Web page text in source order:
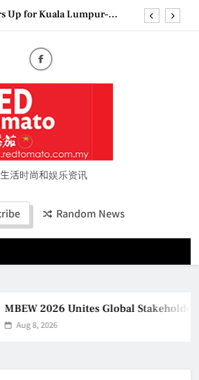
Up for Kuala Lumpur–
Malaysia 2026– Press
Stakeholders to Shape
Events
Up for Kuala Lumpur–
on9 October
printing with next-
生活时尚和娱乐资讯
Random News
MBEW 2026 Unites Global
Aug 8, 2026